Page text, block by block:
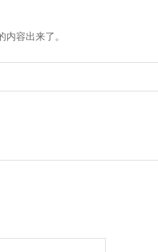
容出来了。